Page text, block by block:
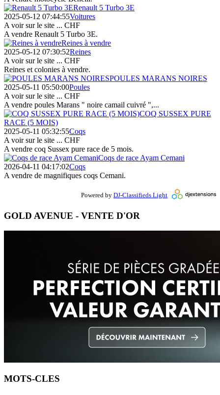
Renault 5 Turbo 3E
2025-05-12 07:44:55Voitures
A voir sur le site ... CHF
A vendre Renault 5 Turbo 3E.
Reines à vendre
2025-05-12 07:30:52Reines
A voir sur le site ... CHF
Reines et colonies à vendre.
POULES MARANS NOIRES
2025-05-11 05:50:00Poules
A voir sur le site ... CHF
A vendre poules Marans " noire camail cuivré ",...
COQ SUSSEX PURE
RACE (5 MOIS)
2025-05-11 05:32:55Coqs
A voir sur le site ... CHF
A vendre coq Sussex pure race de 5 mois.
Coqs de race Ayam Cemani
2026-04-11 04:17:02Coqs
A vendre de magnifiques coqs Cemani.
Powered by DJ-Classifieds Light
GOLD AVENUE - VENTE D'OR
MOTS-CLES